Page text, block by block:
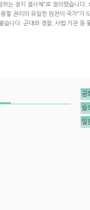
하는 정치 결사체”로 정의했습니다
할 권리의 유일한 원천이 국가”가
습니다. 군대와 경찰, 사법 기관 등
공
슬
일